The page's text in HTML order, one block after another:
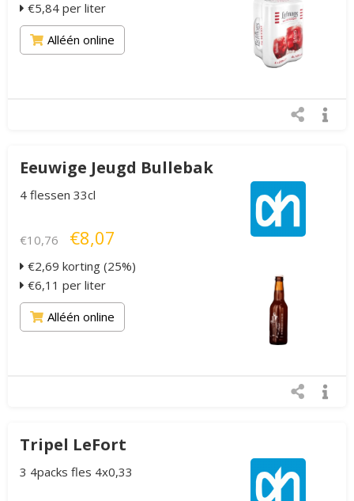
€5,84 per liter
Alléén online
Eeuwige Jeugd Bullebak
4 flessen 33cl
€10,76 €8,07
€2,69 korting (25%)
€6,11 per liter
Alléén online
Tripel LeFort
3 4packs fles 4x0,33